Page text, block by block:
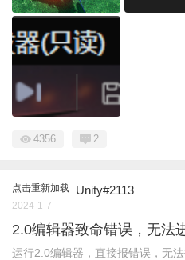
4356 2
点击重新加载 Unity#2113
2024-1-7
2.0编辑器致命错误，无法
运行2.0编辑器，直接报错误，无